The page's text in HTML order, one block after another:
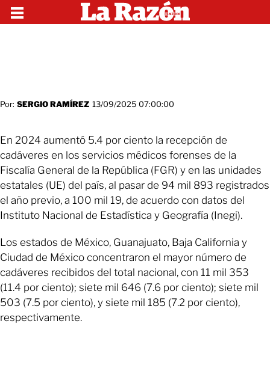
Por: SERGIO RAMÍREZ 13/09/2025 07:00:00
En 2024 aumentó 5.4 por ciento la recepción de
cadáveres en los servicios médicos forenses de la
Fiscalía General de la República (FGR) y en las unidades
estatales (UE) del país, al pasar de 94 mil 893 registrados
el año previo, a 100 mil 19, de acuerdo con datos del
Instituto Nacional de Estadística y Geografía (Inegi).
Los estados de México, Guanajuato, Baja California y
Ciudad de México concentraron el mayor número de
cadáveres recibidos del total nacional, con 11 mil 353
(11.4 por ciento); siete mil 646 (7.6 por ciento); siete mil
503 (7.5 por ciento), y siete mil 185 (7.2 por ciento),
respectivamente.